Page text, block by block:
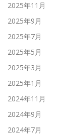
2025年11月
2025年9月
2025年7月
2025年5月
2025年3月
2025年1月
2024年11月
2024年9月
2024年7月